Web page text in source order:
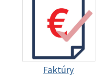
Faktúry